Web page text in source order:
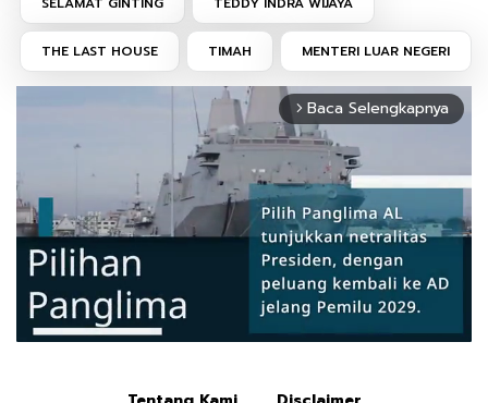
THE LAST HOUSE TIMAH MENTERI LUAR NEGERI
arrow_forward_ios Baca Selengkapnya